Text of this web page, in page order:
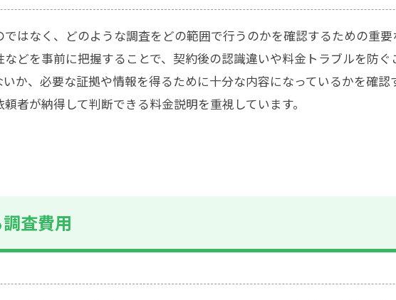
はなく、どのような調査をどの範囲で行うのかを確認するための重要
どを事前に把握することで、契約後の認識違いや料金トラブルを防ぐ
か、必要な証拠や情報を得るために十分な内容になっているかを確認
者が納得して判断できる料金説明を重視しています。
査費用